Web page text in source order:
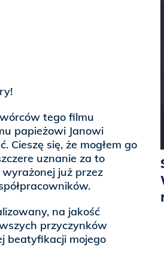
tego filmu
papieżowi Janowi
Cieszę się, że mogłem go
uznanie za to
wyrażonej już przez
na jakość
przyczynków
beatyfikacji mojego